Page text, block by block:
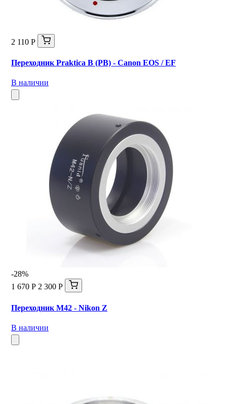
2 110 Р
Переходник Praktica B (PB) - Canon EOS / EF
В наличии
-28%
1 670 Р 2 300 Р
Переходник M42 - Nikon Z
В наличии